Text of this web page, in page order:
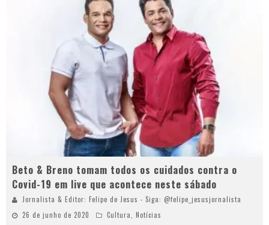
Beto & Breno tomam todos os cuidados contra o
Covid-19 em live que acontece neste sábado
Jornalista & Editor: Felipe de Jesus - Siga: @felipe_jesusjornalista
26 de junho de 2020
Cultura Notícias